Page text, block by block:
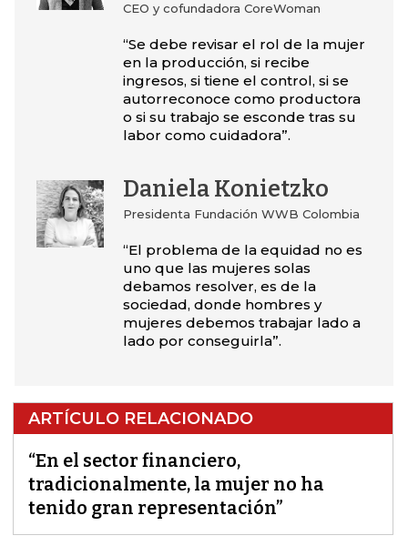
CEO y cofundadora CoreWoman
“Se debe revisar el rol de la mujer
en la producción, si recibe
ingresos, si tiene el control, si se
autorreconoce como productora
o si su trabajo se esconde tras su
labor como cuidadora”.
Daniela Konietzko
Presidenta Fundación WWB Colombia
“El problema de la equidad no es
uno que las mujeres solas
debamos resolver, es de la
sociedad, donde hombres y
mujeres debemos trabajar lado a
lado por conseguirla”.
ARTÍCULO RELACIONADO
“En el sector financiero,
tradicionalmente, la mujer no ha
tenido gran representación”